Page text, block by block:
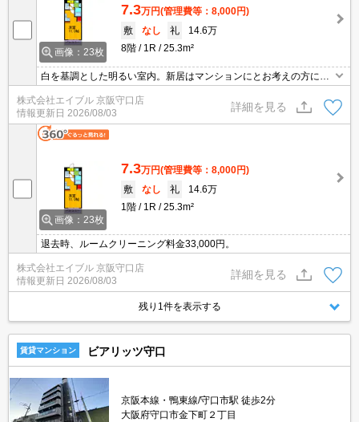
画像：23枚
7.3万円(管理費等：8,000円)
敷
なし 礼
14.6万
8階
1R 25.3m²
白を基調とした明るい室内。新居はマンションにとお考えの方に。
あなたの新生活を応援します。実物を見てお確かめください。ぜひ
お問合せください。住環境をあなたの目でお確かめください。
株式会社エイブル 京阪守口店
情報更新日 2026/08/03
詳細を見る
画像：23枚
7.3万円(管理費等：8,000円)
敷
なし 礼
14.6万
1階
1R 25.3m²
退去時、ルームクリーニング料金33,000円。
株式会社エイブル 京阪守口店
情報更新日 2026/08/03
詳細を見る
残り1件を表示する
賃貸マンション ビアリッツ守口
京阪本線・鴨東線/守口市駅 徒歩2分
大阪府守口市金下町２丁目